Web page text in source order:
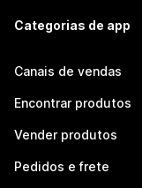
Categorias de app
Canais de vendas
Encontrar produtos
Vender produtos
Pedidos e frete